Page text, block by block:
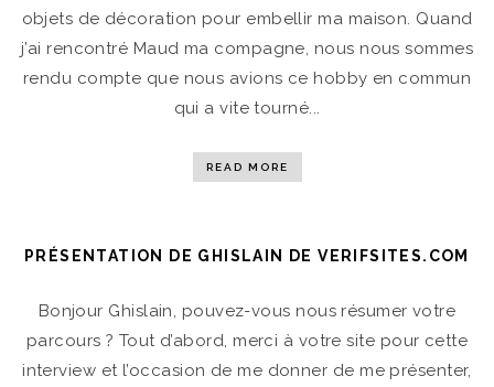
objets de décoration pour embellir ma maison. Quand
j’ai rencontré Maud ma compagne, nous nous sommes
rendu compte que nous avions ce hobby en commun
qui a vite tourné...
READ MORE
PRÉSENTATION DE GHISLAIN DE VERIFSITES.COM
Bonjour Ghislain, pouvez-vous nous résumer votre
parcours ? Tout d’abord, merci à votre site pour cette
interview et l’occasion de me donner de me présenter,